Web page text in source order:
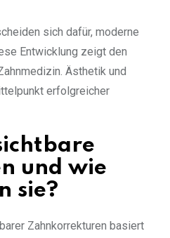
sich dafür, moderne
Entwicklung zeigt den
Ästhetik und
erfolgreicher
und wie
sie?
Zahnkorrekturen basiert